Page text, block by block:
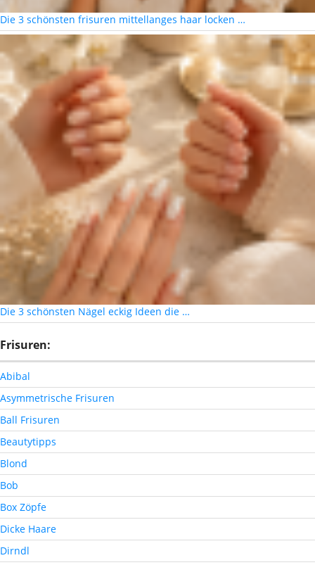
Die 3 schönsten frisuren mittellanges haar locken …
Die 3 schönsten Nägel eckig Ideen die …
Frisuren:
Abibal
Asymmetrische Frisuren
Ball Frisuren
Beautytipps
Blond
Bob
Box Zöpfe
Dicke Haare
Dirndl